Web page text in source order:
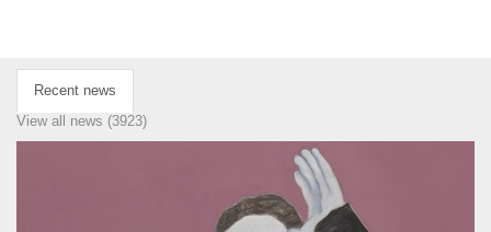
Recent news
View all news (3923)